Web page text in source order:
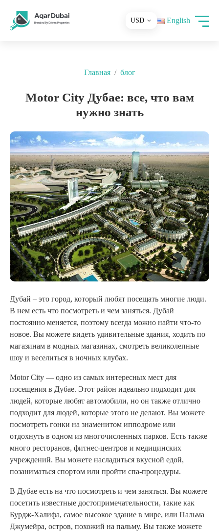
English
Главная блог
Motor City Дубае: все, что вам
нужно знать
Дубай – это город, который любят посещать многие люди.
В нем есть что посмотреть и чем заняться. Дубай
постоянно меняется, поэтому всегда можно найти что-то
новое. Вы можете видеть удивительные здания, ходить по
магазинам в модных магазинах, смотреть великолепные
шоу и веселиться в ночных клубах.
Motor City — одно из самых интересных мест для
посещения в Дубае. Этот район идеально подходит для
людей, которые любят автомобили, но он также отлично
подходит для людей, которые этого не делают. Вы можете
посмотреть гонки на знаменитом ипподроме или
отдохнуть в одном из многочисленных парков. Есть также
много ресторанов, фитнес-центров и медицинских
учреждений. Вы можете насладиться вкусной едой,
позаниматься спортом или пройти спа-процедуры.
В Дубае есть на что посмотреть и чем заняться. Вы можете
посетить известные достопримечательности, такие как
Бурдж-Халифа, самое высокое здание в мире, или Пальма
Джумейра, остров, похожий на пальму. Вы также можете